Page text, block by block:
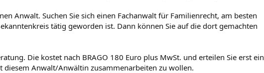
Anwalt. Suchen Sie sich einen Fachanwalt für Familienrecht, am besten
tätig geworden ist. Dann können Sie auf die dort gemachten
Die kostet nach BRAGO 180 Euro plus MwSt. und erteilen Sie erst ein
diesem Anwalt/Anwältin zusammenarbeiten zu wollen.